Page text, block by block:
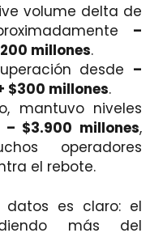
volume delta de
–
millones.
desde –
$300 millones.
mantuvo niveles
– $3.900 millones,
operadores
el rebote.
datos es claro: el
más del